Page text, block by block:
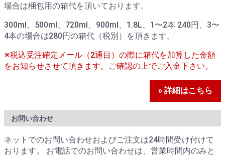
場合は梱包用の箱代を頂いております。
300ml、500ml、720ml、900ml、1.8L、1〜2本 240円、3〜
4本の場合は280円の箱代（税別）を頂きます。
※税込受注確定メール（2通目）の際に箱代を加算した金額
をお知らせさせて頂きます。ご確認の上でご入金下さい。
» 詳細はこちら
お問い合わせ
ネットでのお問い合わせおよびご注文は24時間受け付けて
おります。 お電話でのお問い合わせは、営業時間内のみと